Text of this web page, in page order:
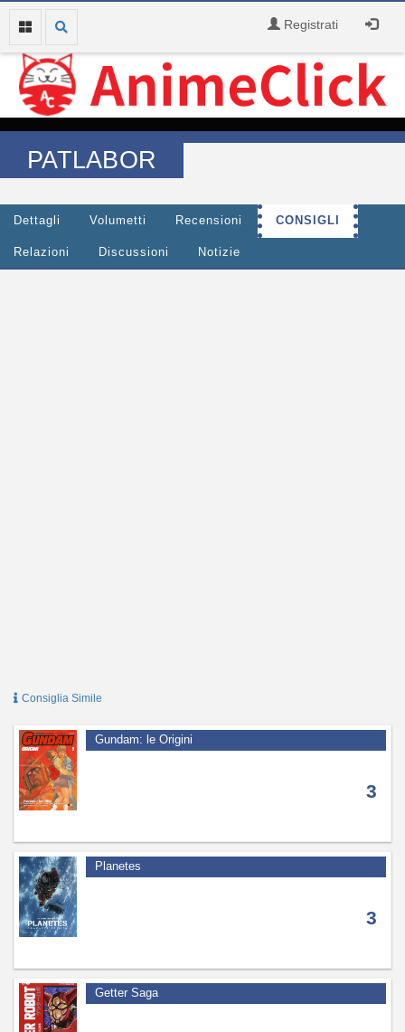
Registrati
PATLABOR
Dettagli Volumetti Recensioni CONSIGLI
Relazioni Discussioni Notizie
Consiglia Simile
Gundam: le Origini
3
Planetes
3
Getter Saga